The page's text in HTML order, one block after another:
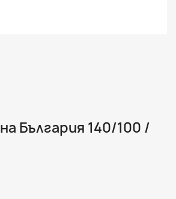
България 140/100 /